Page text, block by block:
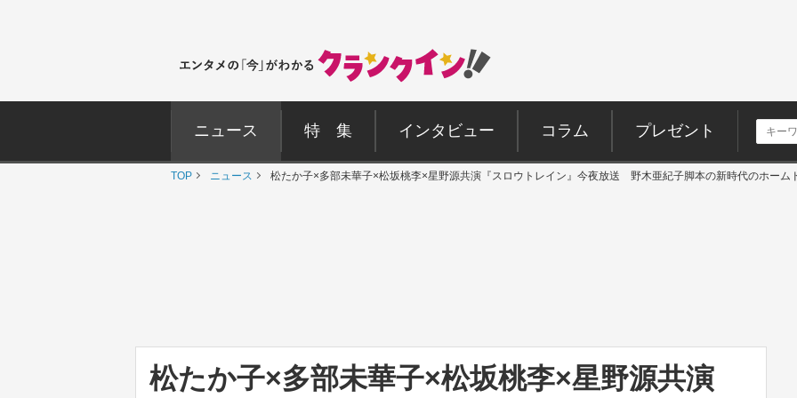
ニュース 特 集 インタビュー コラム プレゼント
TOP ニュース 松たか子×多部未華子×松坂桃李×星野源共演『スロウトレイン』今夜放送 野木亜紀子脚本の新時代のホーム
松たか子×多部未華子×松坂桃李×星野源共演